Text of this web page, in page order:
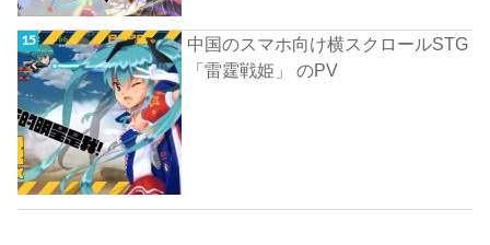
中国のスマホ向け横スクロールSTG
「雷霆戦姫」 のPV